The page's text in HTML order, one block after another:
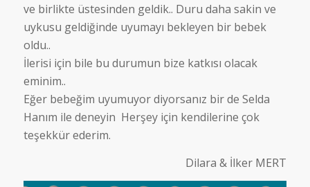
ve birlikte üstesinden geldik.. Duru daha sakin ve
uykusu geldiğinde uyumayı bekleyen bir bebek
oldu..
İlerisi için bile bu durumun bize katkısı olacak
eminim..
Eğer bebeğim uyumuyor diyorsanız bir de Selda
Hanım ile deneyin Herşey için kendilerine çok
teşekkür ederim.
Dilara & İlker MERT